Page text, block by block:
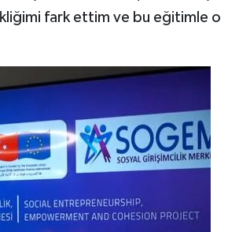
fark ettim ve bu eğitimle o